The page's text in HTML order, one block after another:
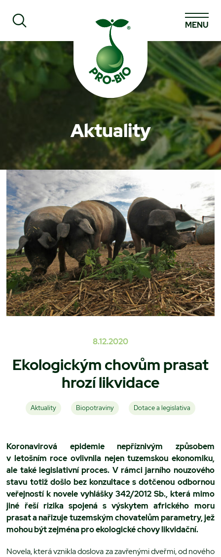
Prohledat PRO-BIO
MENU
Aktuality
8.12.2020
Ekologickým chovům prasat
hrozí likvidace
Aktuality Biopotraviny Dotace a legislativa
Koronavirová epidemie nepříznivým způsobem
v letošním roce ovlivnila nejen tuzemskou ekonomiku,
ale také legislativní proces. V rámci jarního nouzového
stavu totiž došlo bez konzultace s dotčenou odbornou
veřejností k novele vyhlášky 342/2012 Sb., která mimo
jiné řeší rizika spojená s výskytem afrického moru
prasat a nařizuje tuzemským chovatelům parametry, jež
mohou být zejména pro ekologické chovy likvidační.
Novela, která vznikla doslova za zavřenými dveřmi, od nového